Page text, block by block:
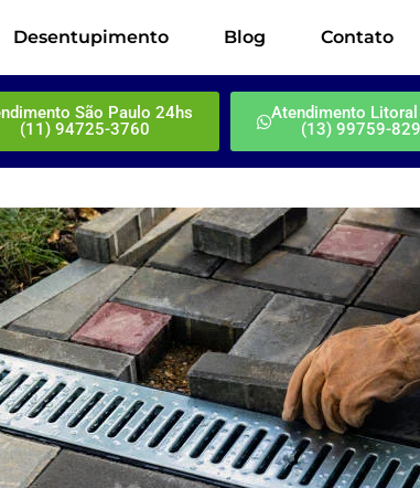
Desentupimento Blog Contato
São Paulo 24hs
(11) 94725-3760
Atendimento
(13) 99759-